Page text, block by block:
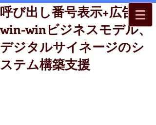
呼び出し番号表示+広告の
win-winビジネスモデル、
デジタルサイネージのシ
ステム構築支援